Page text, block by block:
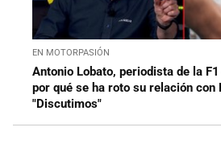
EN MOTORPASIÓN
Antonio Lobato, periodista de la
por qué se ha roto su relación con
"Discutimos"